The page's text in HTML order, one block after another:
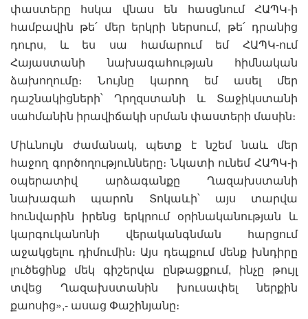
փաստերը հսկա վնաս են հասցնում ՀԱՊԿ-ի
համբավին թե՛ մեր երկրի ներսում, թե՛ դրանից
դուրս, և ես սա համարում եմ ՀԱՊԿ-ում
Հայաստանի նախագահության հիմնական
ձախողումը։ Նույնը կարող եմ ասել մեր
դաշնակիցների՝ Ղրղզստանի և Տաջիկստանի
սահմանին իրավիճակի սրման փաստերի մասին։
Միևնույն ժամանակ, պետք է նշեմ նաև մեր
հաջող գործողությունները։ Նկատի ունեմ ՀԱՊԿ-ի
օպերատիվ արձագանքը Ղազախստանի
նախագահ պարոն Տոկաևի՝ այս տարվա
հունվարին իրենց երկրում օրինականության և
կարգուկանոնի վերականգնման հարցում
աջակցելու դիմումին։ Այս դեպքում մենք խնդիրը
լուծեցինք մեկ գիշերվա ընթացքում, ինչը թույլ
տվեց Ղազախստանին խուսափել ներքին
քաոսից»,- ասաց Փաշինյանը։